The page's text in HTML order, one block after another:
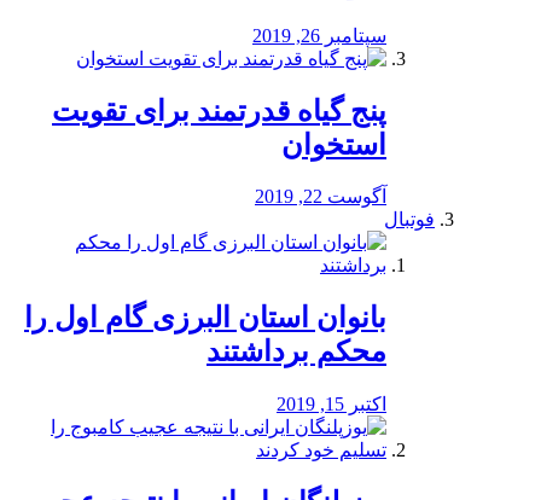
سپتامبر 26, 2019
پنج گیاه قدرتمند برای تقویت
استخوان
آگوست 22, 2019
فوتبال
بانوان استان البرزی گام اول را
محكم برداشتند
اکتبر 15, 2019